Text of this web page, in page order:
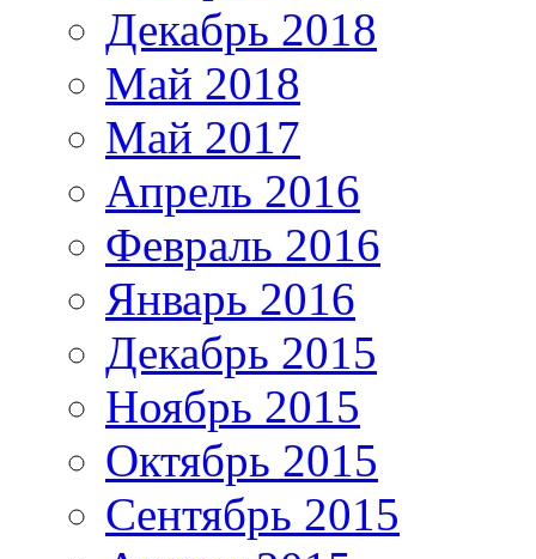
Декабрь 2018
Май 2018
Май 2017
Апрель 2016
Февраль 2016
Январь 2016
Декабрь 2015
Ноябрь 2015
Октябрь 2015
Сентябрь 2015